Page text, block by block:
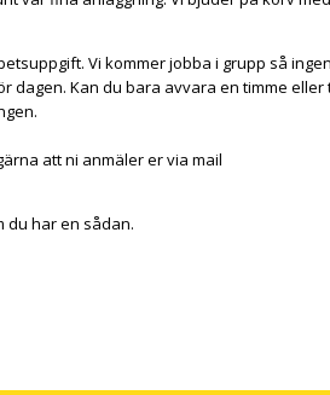
Vi kommer jobba i grupp så
dagen. Kan du bara avvara en timme eller
att ni anmäler er via mail
du har en sådan.